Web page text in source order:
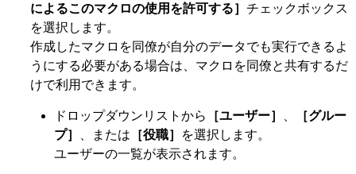
によるこのマクロの使用を許可する］ チェックボックス
を選択します。
作成したマクロを同僚が自分のデータでも実行できるよ
うにする必要がある場合は、マクロを同僚と共有するだ
けで利用できます。
ドロップダウンリストから ［ユーザー］
［グルー
プ］
、または ［役職］
を選択します。
ユーザーの一覧が表示されます。